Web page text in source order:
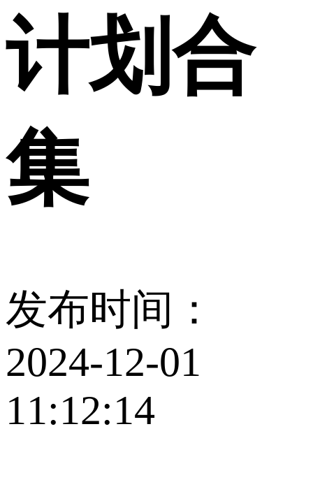
计划合
集
发布时间：
2024-12-01
11:12:14